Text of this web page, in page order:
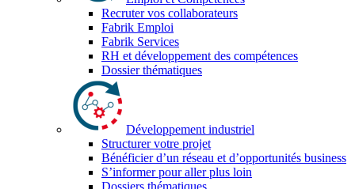
Recruter vos collaborateurs
Fabrik Emploi
Fabrik Services
RH et développement des compétences
Dossier thématiques
Développement industriel
Structurer votre projet
Bénéficier d’un réseau et d’opportunités business
S’informer pour aller plus loin
Dossiers thématiques